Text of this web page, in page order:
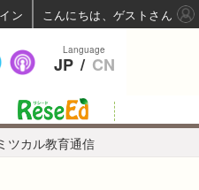
ツカル教育通信
Language
JP / CN
ン こんにちは、ゲストさん